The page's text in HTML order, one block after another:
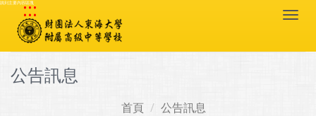
跳到主要內容區塊
:::
公告訊息
首頁
公告訊息